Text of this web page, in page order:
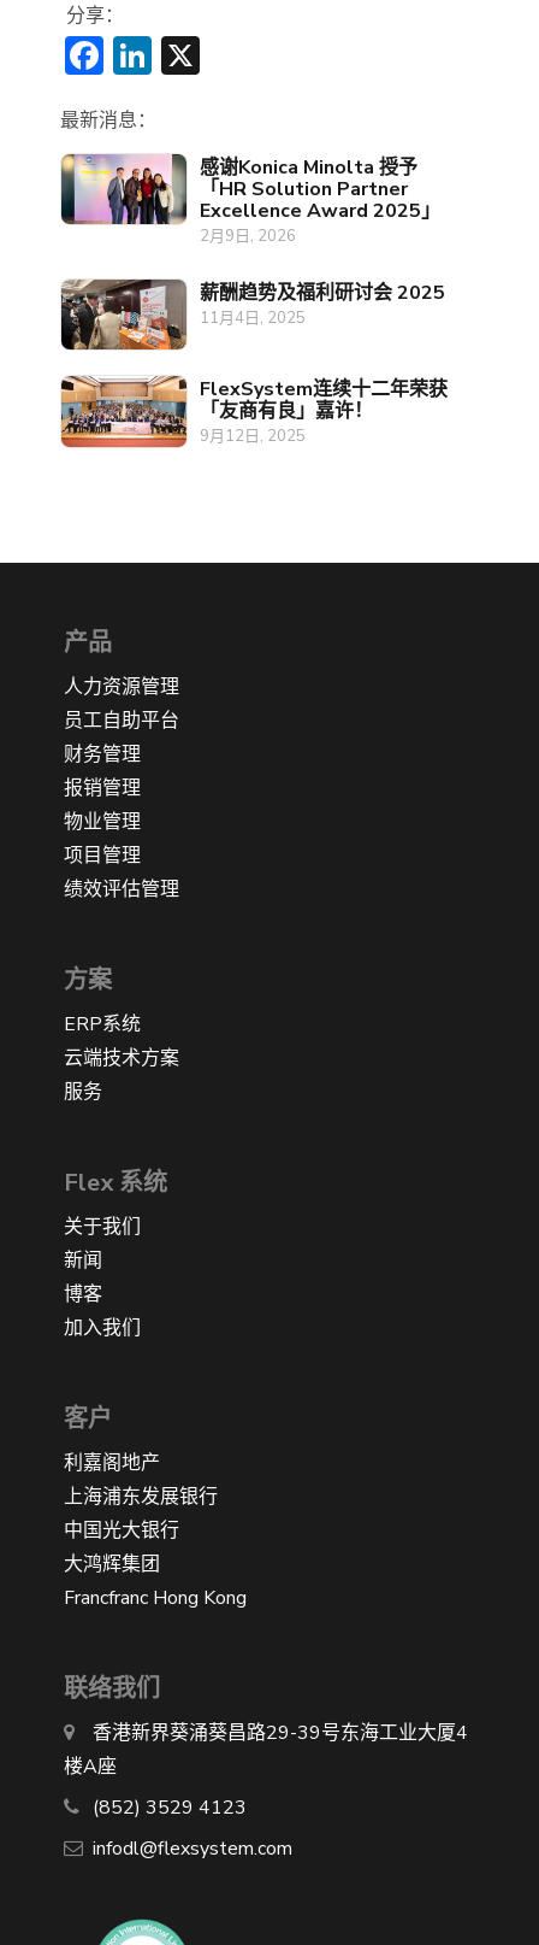
分享：
Facebook
LinkedIn
最新消息：
感谢Konica Minolta 授予
「HR Solution Partner
Excellence Award 2025」
2月9日, 2026
薪酬趋势及福利研讨会 2025
11月4日, 2025
FlexSystem连续十二年荣获
「友商有良」嘉许！
9月12日, 2025
产品
人力资源管理
员工自助平台
财务管理
报销管理
物业管理
项目管理
绩效评估管理
方案
ERP系统
云端技术方案
服务
Flex 系统
关于我们
新闻
博客
加入我们
客户
利嘉阁地产
上海浦东发展银行
中国光大银行
大鸿辉集团
Francfranc Hong Kong
联络我们
香港新界葵涌葵昌路29-39号东海工业大厦4
楼A座
(852) 3529 4123
infodl@flexsystem.com